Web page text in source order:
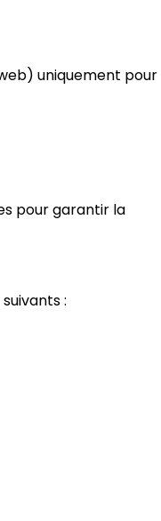
uniquement pour
pour garantir la
: